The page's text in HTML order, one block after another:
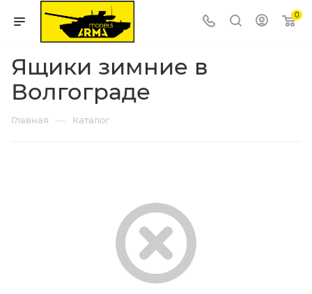
0
Ящики зимние в
Волгограде
Главная — Каталог